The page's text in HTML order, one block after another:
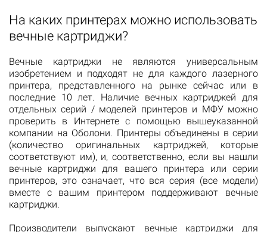
На каких принтерах можно использовать
вечные картриджи?
Вечные картриджи не являются универсальным
изобретением и подходят не для каждого лазерного
принтера, представленного на рынке сейчас или в
последние 10 лет. Наличие вечных картриджей для
отдельных серий / моделей принтеров и МФУ можно
проверить в Интернете с помощью вышеуказанной
компании на Оболони. Принтеры объединены в серии
(количество оригинальных картриджей, которые
соответствуют им), и, соответственно, если вы нашли
вечные картриджи для вашего принтера или серии
принтеров, это означает, что вся серия (все модели)
вместе с вашим принтером поддерживают вечные
картриджи.
Производители выпускают вечные картриджи для